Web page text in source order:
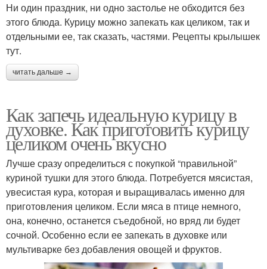
Ни один праздник, ни одно застолье не обходится без
этого блюда. Курицу можно запекать как целиком, так и
отдельными ее, так сказать, частями. Рецепты крылышек
тут.
читать дальше →
Как запечь идеальную курицу в
духовке. Как приготовить курицу
целиком очень вкусно
Лучше сразу определиться с покупкой “правильной”
куриной тушки для этого блюда. Потребуется мясистая,
увесистая кура, которая и выращивалась именно для
приготовления целиком. Если мяса в птице немного,
она, конечно, останется съедобной, но вряд ли будет
сочной. Особенно если ее запекать в духовке или
мультиварке без добавления овощей и фруктов.